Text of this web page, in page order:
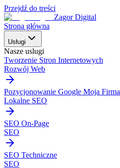
Przejdź do treści
Zagor Digital
Strona główna
Usługi
Nasze uslugi
Tworzenie Stron Internetowych
Rozwój Web
Pozycjonowanie Google Moja Firma
Lokalne SEO
SEO On-Page
SEO
SEO Techniczne
SEO